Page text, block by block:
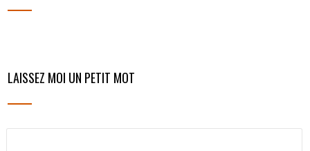
LAISSEZ MOI UN PETIT MOT